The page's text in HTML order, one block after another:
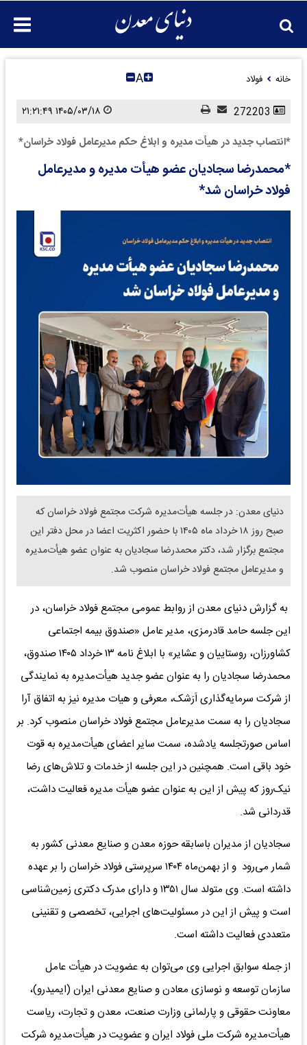
خانه فولاد A
*انتصاب جدید در هیأت مدیره و ابلاغ حکم مدیرعامل فولاد خراسان*
*محمدرضا سجادیان عضو هیأت مدیره و مدیرعامل
فولاد خراسان شد*
دنیای معدن: در جلسه هیأت‌مدیره شرکت مجتمع فولاد خراسان که
صبح روز ۱۸ خرداد ماه ۱۴۰۵ با حضور اکثریت اعضا در محل دفتر این
مجتمع برگزار شد، دکتر محمدرضا سجادیان به عنوان عضو هیأت‌مدیره
و مدیرعامل مجتمع فولاد خراسان منصوب شد.
به گزارش دنیای معدن از روابط عمومی مجتمع فولاد خراسان، در
این جلسه حامد قادرمزی، مدیر عامل «صندوق بیمه اجتماعی
کشاورزان، روستاییان و عشایر» با ابلاغ نامه ۱۳ خرداد ۱۴۰۵ صندوق،
محمدرضا سجادیان را به عنوان عضو جدید هیأت‌مدیره به نمایندگی
از شرکت سرمایه‌گذاری اَرَشک، معرفی و هیات مدیره نیز به اتفاق آرا
سجادیان را به سمت مدیرعامل مجتمع فولاد خراسان منصوب کرد. بر
اساس صورتجلسه یادشده، سمت سایر اعضای هیأت‌مدیره به قوت
خود باقی است. همچنین در این جلسه از خدمات و تلاش‌های رضا
نیک‌روز که پیش از این به عنوان عضو هیأت مدیره فعالیت داشت،
قدردانی شد.
سجادیان از مدیران باسابقه حوزه معدن و صنایع معدنی کشور به
شمار می‌رود و‌ از بهمن‌ماه ۱۴۰۴ سرپرستی فولاد خراسان را بر عهده
داشته است. وی متولد سال ۱۳۵۱ و دارای مدرک دکتری زمین‌شناسی
است و پیش از این در مسئولیت‌های اجرایی، تخصصی و تقنینی
متعددی فعالیت داشته است.
از جمله سوابق اجرایی وی می‌توان به عضویت در هیأت عامل
سازمان توسعه و نوسازی معادن و صنایع معدنی ایران (ایمیدرو)،
معاونت حقوقی و پارلمانی وزارت صنعت، معدن و تجارت، ریاست
هیأت‌مدیره شرکت ملی فولاد ایران و عضویت در هیأت‌مدیره شرکت